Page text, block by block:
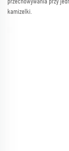
przechowywania przy
kamizelki.